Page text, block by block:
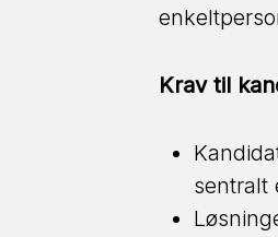
Krav til
sentralt